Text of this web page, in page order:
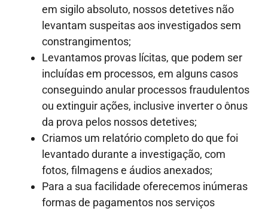
em sigilo absoluto, nossos detetives não
levantam suspeitas aos investigados sem
constrangimentos;
Levantamos provas lícitas, que podem ser
incluídas em processos, em alguns casos
conseguindo anular processos fraudulentos
ou extinguir ações, inclusive inverter o ônus
da prova pelos nossos detetives;
Criamos um relatório completo do que foi
levantado durante a investigação, com
fotos, filmagens e áudios anexados;
Para a sua facilidade oferecemos inúmeras
formas de pagamentos nos serviços